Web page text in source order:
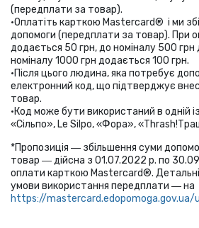
(передплати за товар).
•Оплатіть карткою Mastercard® і ми
допомоги (передплати за товар). При
додається 50 грн, до номіналу 500 грн
номіналу 1000 грн додається 100 грн.
•Після цього людина, яка потребує
електронний код, що підтверджує
товар.
•Код може бути використаний в одній
«Сільпо», Le Silpo, «Фора»,
*Пропозиція ― збільшення суми
товар ― дійсна з 01.07.2022 р. по
оплати карткою Mastercard®. Детальні
умови використання передплати ― на
https://mastercard.edopomoga.gov.ua/